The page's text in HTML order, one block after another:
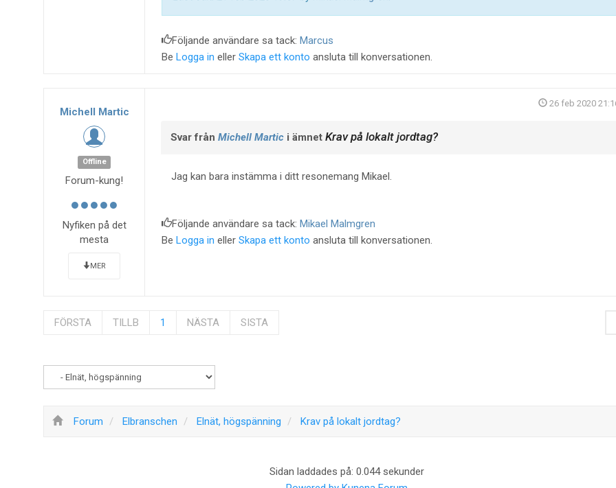
Följande användare sa tack: Marcus
Be Logga in eller Skapa ett konto ansluta till konversationen.
Michell Martic
Offline
Forum-kung!
Nyfiken på det
mesta
MER
26 feb 2020
Svar från Michell Martici ämnet Krav på lokalt jordtag?
Jag kan bara instämma i ditt resonemang Mikael.
Följande användare sa tack: Mikael Malmgren
Be Logga in eller Skapa ett konto ansluta till konversationen.
FÖRSTA TILLB 1 NÄSTA SISTA
Forum Elbranschen Elnät, högspänning Krav på lokalt jordtag?
Sidan laddades på: 0.044 sekunder